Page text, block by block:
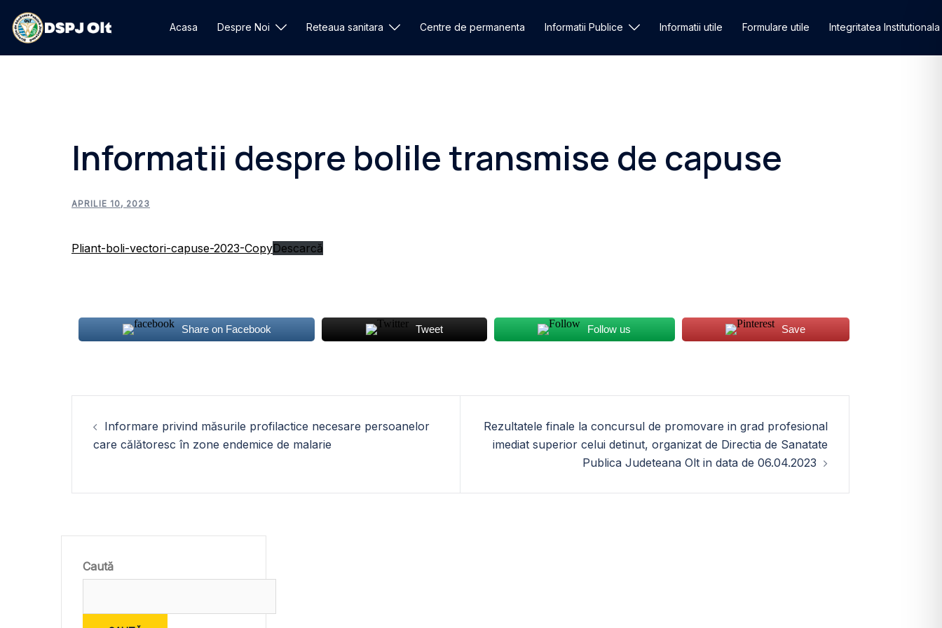
conținut
Acasa Despre Noi Reteaua sanitara Centre de permanenta Informatii Publice Informatii utile Formulare utile Integritatea Institutionala
Informatii despre bolile transmise de capuse
APRILIE 10, 2023
Pliant-boli-vectori-capuse-2023-CopyDescarcă
Share on Facebook Tweet Follow us Save
Navigare
în
articole
Informare privind măsurile profilactice necesare persoanelor
care călătoresc în zone endemice de malarie
Rezultatele finale la concursul de promovare in grad profesional
imediat superior celui detinut, organizat de Directia de Sanatate
Publica Judeteana Olt in data de 06.04.2023
Caută